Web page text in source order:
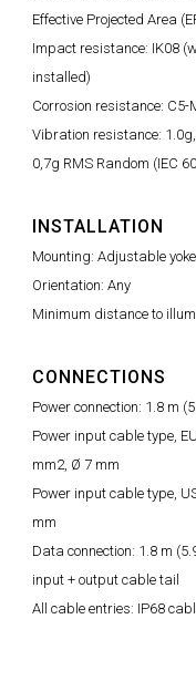
Effective Projected Area
Impact resistance: IK08
installed)
Corrosion resistance: C5-
Vibration resistance:
0,7g RMS Random (IEC
INSTALLATION
Mounting: Adjustable yoke
Orientation: Any
Minimum distance to
CONNECTIONS
Power connection: 1.8 m
Power input cable type,
mm2, Ø 7 mm
Power input cable type,
mm
Data connection: 1.8 m
input + output cable tail
All cable entries: IP68